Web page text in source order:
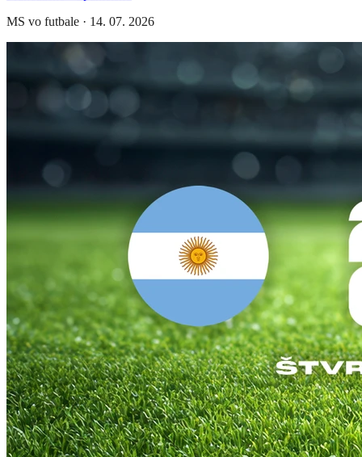
MS vo futbale · 14. 07. 2026